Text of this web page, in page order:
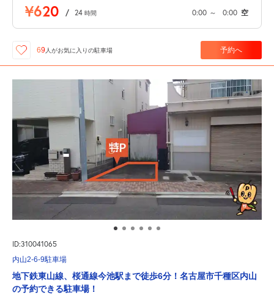
¥620 / 24 時間 0:00 ～ 0:00 空
69 人がお気に入りの駐車場 予約へ
ID:310041065
内山2-6-9駐車場
地下鉄東山線、桜通線今池駅まで徒歩6分！名古屋市千種区内山
の予約できる駐車場！